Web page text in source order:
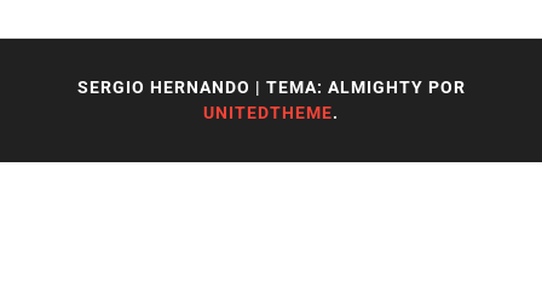
SERGIO HERNANDO | TEMA: ALMIGHTY POR
UNITEDTHEME.